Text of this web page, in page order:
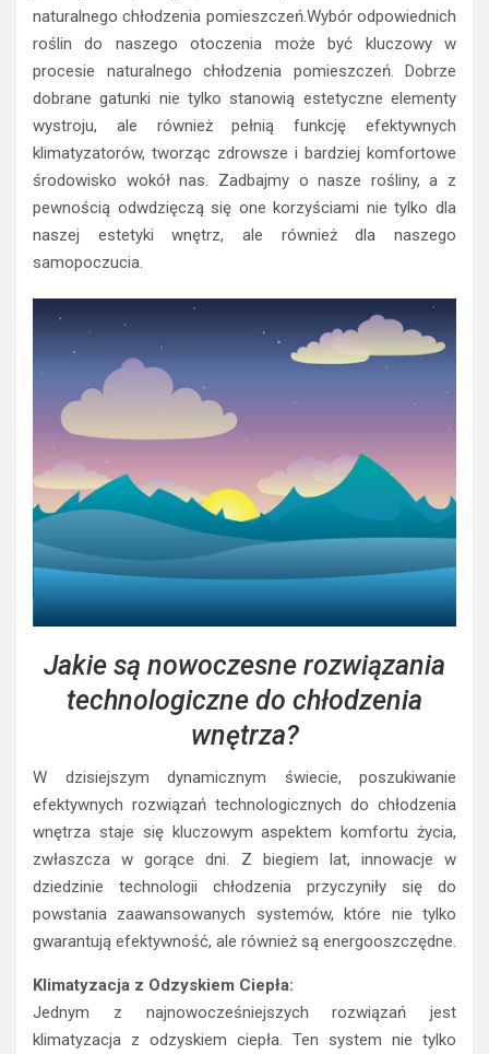
naturalnego chłodzenia pomieszczeń.Wybór odpowiednich
roślin do naszego otoczenia może być kluczowy w
procesie naturalnego chłodzenia pomieszczeń. Dobrze
dobrane gatunki nie tylko stanowią estetyczne elementy
wystroju, ale również pełnią funkcję efektywnych
klimatyzatorów, tworząc zdrowsze i bardziej komfortowe
środowisko wokół nas. Zadbajmy o nasze rośliny, a z
pewnością odwdzięczą się one korzyściami nie tylko dla
naszej estetyki wnętrz, ale również dla naszego
samopoczucia.
Jakie są nowoczesne rozwiązania
technologiczne do chłodzenia
wnętrza?
W dzisiejszym dynamicznym świecie, poszukiwanie
efektywnych rozwiązań technologicznych do chłodzenia
wnętrza staje się kluczowym aspektem komfortu życia,
zwłaszcza w gorące dni. Z biegiem lat, innowacje w
dziedzinie technologii chłodzenia przyczyniły się do
powstania zaawansowanych systemów, które nie tylko
gwarantują efektywność, ale również są energooszczędne.
Klimatyzacja z Odzyskiem Ciepła:
Jednym z najnowocześniejszych rozwiązań jest
klimatyzacja z odzyskiem ciepła. Ten system nie tylko